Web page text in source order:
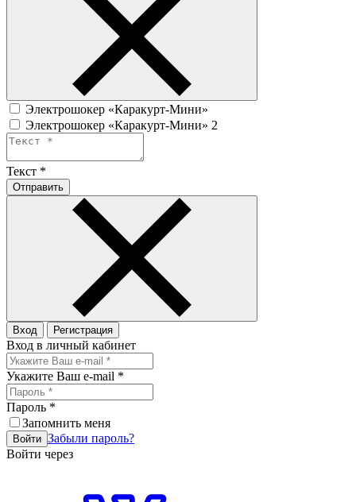
Электрошокер «Каракурт-Мини»
Электрошокер «Каракурт-Мини» 2
Текст *
Отправить
Вход Регистрация
Вход в личный кабинет
Укажите Ваш e-mail *
Пароль *
Запомнить меня
Войти Забыли пароль?
Войти через